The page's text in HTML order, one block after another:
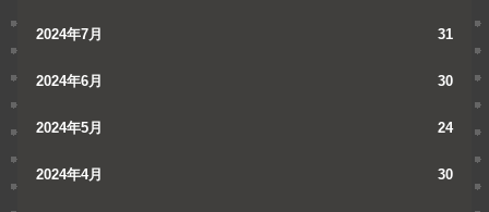
2024年7月 31
2024年6月 30
2024年5月 24
2024年4月 30